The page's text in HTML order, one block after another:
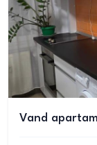
Vand